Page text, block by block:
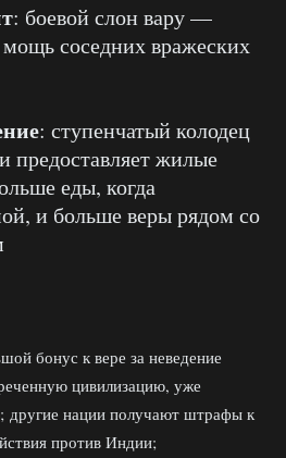
: боевой слон вару —
соседних вражеских
: ступенчатый колодец
предоставляет жилые
еды, когда
и больше веры рядом со
бонус к вере за неведение
цивилизацию, уже
другие нации получают штрафы к
против Индии;